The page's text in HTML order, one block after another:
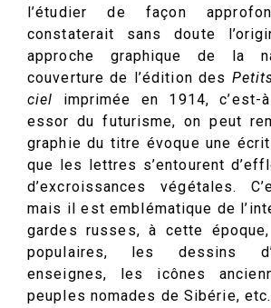
l’étudier de façon
constaterait sans doute
approche graphique de la
couverture de l’édition des
ciel imprimée en 1914, c’est-
essor du futurisme, on peut
graphie du titre évoque une
que les lettres s’entourent
d’excroissances végétales.
mais il est emblématique de
gardes russes, à cette
populaires, les dessins
enseignes, les icônes
peuples nomades de Sibérie, etc.